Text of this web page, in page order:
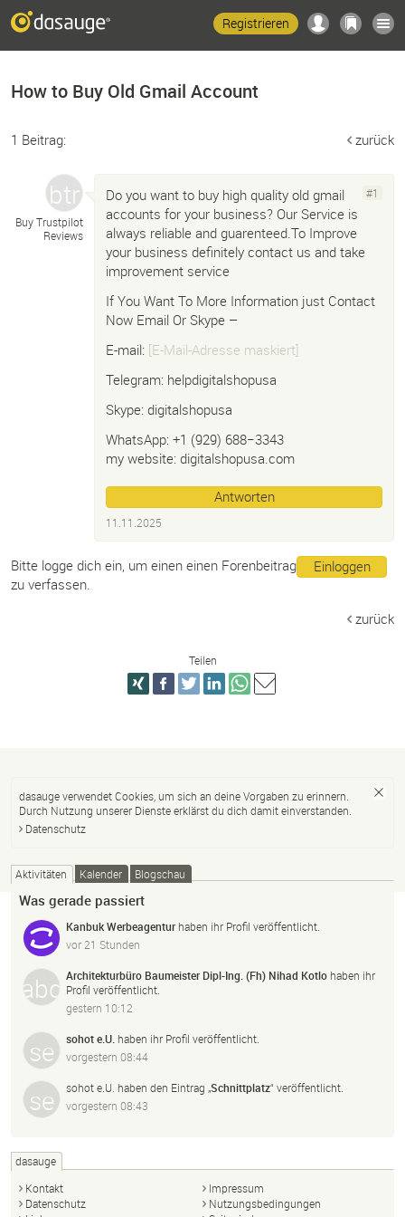
Registrieren
How to Buy Old Gmail Account
1 Beitrag: zurück
Buy Trustpilot
Reviews
#1
Do you want to buy high quality old gmail
accounts for your business? Our Service is
always reliable and guarenteed.To Improve
your business definitely contact us and take
improvement service
If You Want To More Information just Contact
Now Email Or Skype –
E-mail: [E-Mail-Adresse maskiert]
Telegram: helpdigitalshopusa
Skype: digitalshopusa
WhatsApp: +1 (929) 688−3343
my website: digitalshopusa.com
Antworten
11.11.2025
Einloggen
Bitte logge dich ein, um einen einen Forenbeitrag
zu verfassen.
zurück
Teilen
dasauge verwendet Cookies, um sich an deine Vorgaben zu erinnern.
Durch Nutzung unserer Dienste erklärst du dich damit einverstanden.
Datenschutz
Aktivitäten Kalender Blogschau
Was gerade passiert
Kanbuk Werbeagentur haben ihr Profil veröffentlicht.
vor 21 Stunden
Architekturbüro Baumeister Dipl-Ing. (Fh) Nihad Kotlo haben ihr
Profil veröffentlicht.
gestern 10:12
sohot e.U. haben ihr Profil veröffentlicht.
vorgestern 08:44
sohot e.U. haben den Eintrag „Schnittplatz“ veröffentlicht.
vorgestern 08:43
dasauge
Kontakt
Impressum
Datenschutz
Nutzungsbedingungen